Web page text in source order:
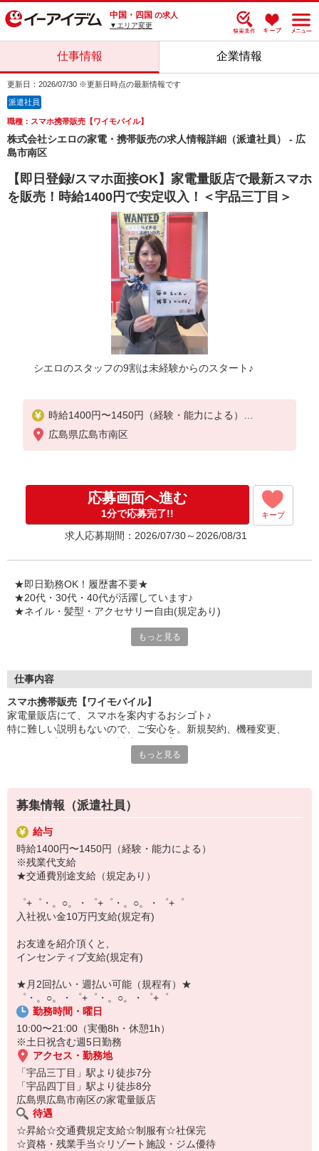
中国・四国 の求人
▼エリア変更
仕事情報 企業情報
更新日：2026/07/30 ※更新日時点の最新情報です
派遣社員
職種：スマホ携帯販売【ワイモバイル】
株式会社シエロの家電・携帯販売の求人情報詳細（派遣社員） - 広
島市南区
【即日登録/スマホ面接OK】家電量販店で最新スマホ
を販売！時給1400円で安定収入！＜宇品三丁目＞
シエロのスタッフの9割は未経験からのスタート♪
時給1400円〜1450円（経験・能力による）
※残業代支給
★交通費別途支給（規定あり）
入社祝い金10万円支給(規定有)
お友達を紹介頂くと,
インセンティブ支給(規定有)
゜・。○。・゜+゜・。○。・゜+゜
広島県広島市南区
応募画面へ進む
1分で応募完了!! キープ
求人応募期間：2026/07/30～2026/08/31
★即日勤務OK！履歴書不要★
★20代・30代・40代が活躍しています♪
★ネイル・髪型・アクセサリー自由(規定あり)
各キャリアの新機種が特別価格で購入OK！！
特別割引価格でご利用可能☆☆
お得に過ごしたいあなたの味方です♪
【選べるお仕事いろいろ】
事務、経理、データ入力、コールセンター、受付
▼工場・製造・軽作業系
機械/食品製造・梱包・仕分け・加工・組立・検査
▼美容系
眉毛サロンのアイブロウ・ネイリスト・エステ
▼営業・販売
法人営業・アパレル販売・個別指導塾・人材紹介
▼人気案件も多数♪
短期・期間限定・オープニング・官公庁案件
上場/優良/大手企業など
【スマホ面接実施中】
￣￣￣￣￣￣￣￣￣
自宅に居ながらスマホでカンタン面接OK！
オンライン面談なのでスピード対応。
即日登録もOK♪
気になった方はお気軽にご相談ください！
もっと見る
仕事内容
スマホ携帯販売【ワイモバイル】
家電量販店にて、スマホを案内するおシゴト♪
特に難しい説明もないので、ご安心を。新規契約、機種変更、
満足度◎
■携帯やインターネット販売業務
docomo(ドコモ)/au(エーユー)・KDDI/softbank(ソフトバンク)など
の大手キャリアから
ワイモバイル(Y!mobille)、楽天モバイル、UQなど格安スマホまで幅
広く紹介可能♪
もっと見る
募集情報（派遣社員）
給与
時給1400円〜1450円（経験・能力による）
※残業代支給
★交通費別途支給（規定あり）
゜+゜・。○。・゜+゜・。○。・゜+゜
入社祝い金10万円支給(規定有)
お友達を紹介頂くと,
インセンティブ支給(規定有)
★月2回払い・週払い可能（規程有）★
゜・。○。・゜+゜・。○。・゜+゜
勤務時間・曜日
10:00〜21:00（実働8h・休憩1h）
※土日祝含む週5日勤務
アクセス・勤務地
「宇品三丁目」駅より徒歩7分
「宇品四丁目」駅より徒歩8分
広島県広島市南区の家電量販店
待遇
☆昇給☆交通費規定支給☆制服有☆社保完
☆資格・残業手当☆リゾート施設・ジム優待